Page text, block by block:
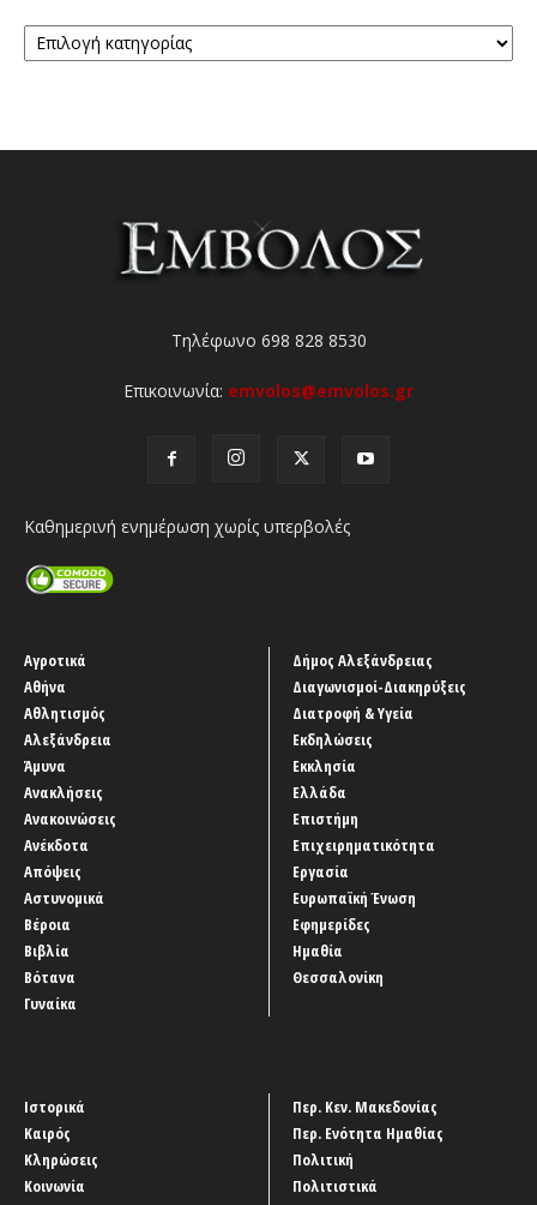
Κατηγορίες
Τηλέφωνο 698 828 8530
Επικοινωνία: emvolos@emvolos.gr
Καθημερινή ενημέρωση χωρίς υπερβολές
Αγροτικά
Αθήνα
Αθλητισμός
Αλεξάνδρεια
Άμυνα
Ανακλήσεις
Ανακοινώσεις
Ανέκδοτα
Απόψεις
Αστυνομικά
Βέροια
Βιβλία
Βότανα
Γυναίκα
Δήμος Αλεξάνδρειας
Διαγωνισμοί-Διακηρύξεις
Διατροφή & Υγεία
Εκδηλώσεις
Εκκλησία
Ελλάδα
Επιστήμη
Επιχειρηματικότητα
Εργασία
Ευρωπαϊκή Ένωση
Εφημερίδες
Ημαθία
Θεσσαλονίκη
Ιστορικά
Καιρός
Κληρώσεις
Κοινωνία
Περ. Κεν. Μακεδονίας
Περ. Ενότητα Ημαθίας
Πολιτική
Πολιτιστικά